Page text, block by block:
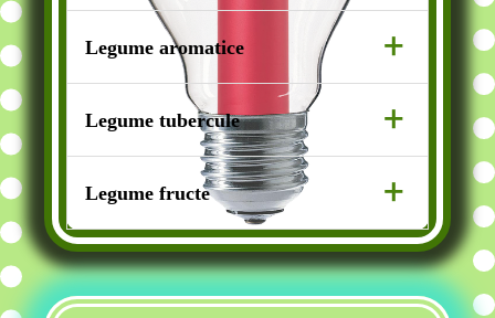
morcov,sfeclă,ridiche,păstârnac.
Legume aromatice +
usturoi,ceapă,ghimbir.
Legume tubercule +
cartof
Legume fructe +
roșie,castravete,ardei, vânătă.